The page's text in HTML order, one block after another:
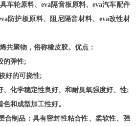
车轮原料、eva隔音板原料、eva汽车配件
防护板原料、阻尼隔音材料、eva改性材
共聚物，俗称橡皮胶。优点：
的弹性;
好的可挠性;
、化学稳定性良好、和耐臭氧强度好、性;
和成型加工性好。
合制品：具有密封性粘合性、柔软性、强